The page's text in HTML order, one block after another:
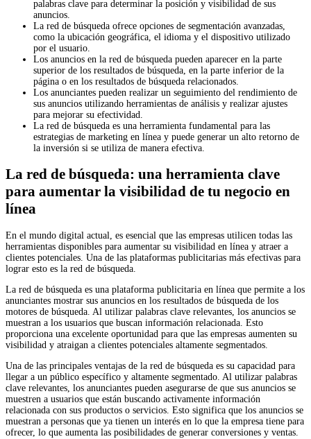
palabras clave para determinar la posición y visibilidad de sus
anuncios.
La red de búsqueda ofrece opciones de segmentación avanzadas,
como la ubicación geográfica, el idioma y el dispositivo utilizado
por el usuario.
Los anuncios en la red de búsqueda pueden aparecer en la parte
superior de los resultados de búsqueda, en la parte inferior de la
página o en los resultados de búsqueda relacionados.
Los anunciantes pueden realizar un seguimiento del rendimiento de
sus anuncios utilizando herramientas de análisis y realizar ajustes
para mejorar su efectividad.
La red de búsqueda es una herramienta fundamental para las
estrategias de marketing en línea y puede generar un alto retorno de
la inversión si se utiliza de manera efectiva.
La red de búsqueda: una herramienta clave
para aumentar la visibilidad de tu negocio en
línea
En el mundo digital actual, es esencial que las empresas utilicen todas las
herramientas disponibles para aumentar su visibilidad en línea y atraer a
clientes potenciales. Una de las plataformas publicitarias más efectivas para
lograr esto es la red de búsqueda.
La red de búsqueda es una plataforma publicitaria en línea que permite a los
anunciantes mostrar sus anuncios en los resultados de búsqueda de los
motores de búsqueda. Al utilizar palabras clave relevantes, los anuncios se
muestran a los usuarios que buscan información relacionada. Esto
proporciona una excelente oportunidad para que las empresas aumenten su
visibilidad y atraigan a clientes potenciales altamente segmentados.
Una de las principales ventajas de la red de búsqueda es su capacidad para
llegar a un público específico y altamente segmentado. Al utilizar palabras
clave relevantes, los anunciantes pueden asegurarse de que sus anuncios se
muestren a usuarios que están buscando activamente información
relacionada con sus productos o servicios. Esto significa que los anuncios se
muestran a personas que ya tienen un interés en lo que la empresa tiene para
ofrecer, lo que aumenta las posibilidades de generar conversiones y ventas.